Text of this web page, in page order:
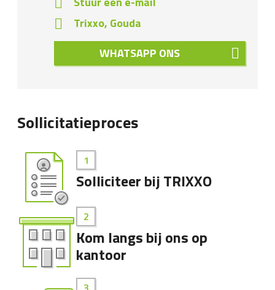
Trixxo, Gouda
WHATSAPP ONS
Sollicitatieproces
Solliciteer bij TRIXXO
Kom langs bij ons op
kantoor